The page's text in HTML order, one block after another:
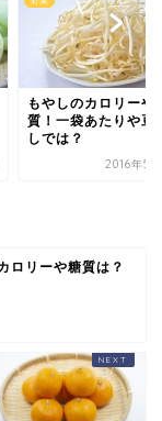
もやしのカロリーや
質！一袋あたりや豆
しでは？
2016年5
ロリーや糖質は？